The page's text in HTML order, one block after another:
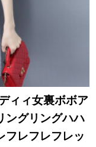
ィィ女裏ボボア
ングリングハハ
フレフレフレッ